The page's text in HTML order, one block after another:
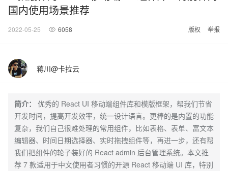
国内使用场景推荐
2022-05-25 6058 版权 举报
蒋川@卡拉云
简介：
优秀的 React UI 移动端组件库和模版框架，帮我们节省
开发时间，提高开发效率，统一设计语言。更棒的是内置的功能
复杂，我们自己很难处理的常用组件，比如表格、表单、富文本
编辑器、时间日期选择器、实时拖拽组件等，再进一步，还有帮
我们把组件的轮子装好的 React admin 后台管理系统。本文推
荐 7 款适用于中文使用者习惯的开源 React 移动端 UI 库，特别